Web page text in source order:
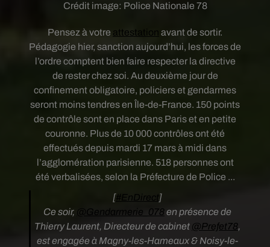
Crédit image: Police Nationale 78
Pensez à votre attestation avant de sortir.
Pédagogie hier, sanction aujourd’hui, les forces de
l’ordre comptent bien faire respecter la directive
de rester chez soi. Au deuxième jour de
confinement obligatoire, policiers et gendarmes
seront moins tendres en Île-de-France. 150 points
de contrôle sont en place dans Paris et en petite
couronne. Plus de 10 000 contrôles ont été
effectués depuis mardi 17 mars à midi dans
l’agglomération parisienne. 518 personnes ont
été verbalisées, selon la Préfecture de Police ...
[#EnDirect ]
Ce soir,
@Gendarmerie_078en présence de
Thierry Laurent, Directeur de cabinet @Prefet78,
est engagée à Magny-les-Hameaux & Noisy-le-